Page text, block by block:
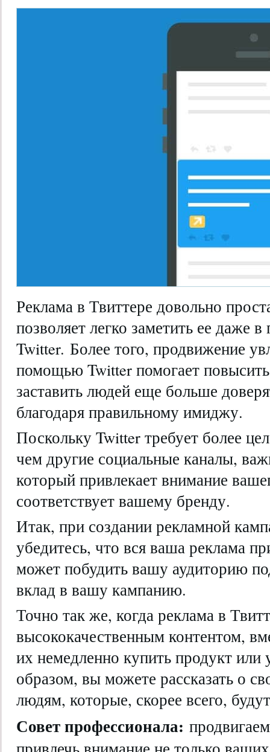
Реклама в Твиттере довольно
позволяет легко заметить ее даже
Twitter. Более того, продвижение
помощью Twitter помогает
заставить людей еще больше
благодаря правильному имиджу.
Поскольку Twitter требует более
чем другие социальные каналы,
который привлекает внимание
соответствует вашему бренду.
Итак, при создании рекламной
убедитесь, что вся ваша реклама
может побудить вашу аудиторию
вклад в вашу кампанию.
Точно так же, когда реклама в
высококачественным контентом,
их немедленно купить продукт или
образом, вы можете рассказать о
людям, которые, скорее всего,
Совет профессионала: